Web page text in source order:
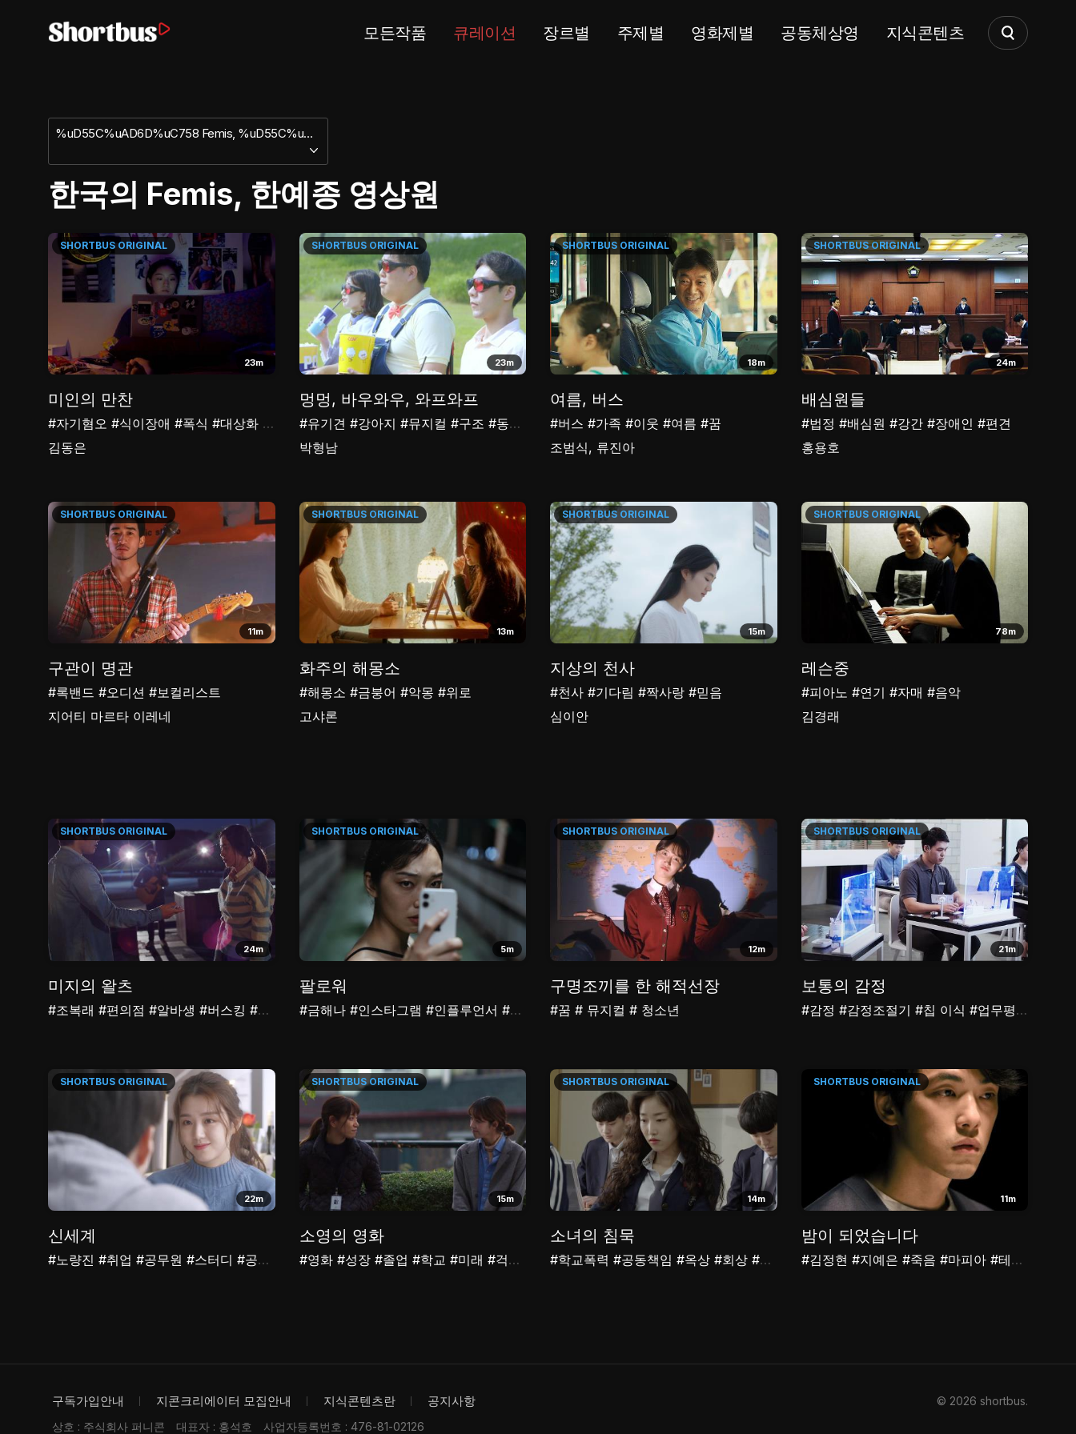
모든작품 큐레이션 장르별 주제별 영화제별 공동체상영 지식콘텐츠
%uD55C%uAD6D%uC758 Femis, %uD55C%uC608%uC885 %uC601%uC0C1%uC6D0
한국의 Femis, 한예종 영상원
23m
SHORTBUS ORIGINAL
미인의 만찬
#자기혐오 #식이장애 #폭식 #대상화 #여성
김동은
23m
SHORTBUS ORIGINAL
멍멍, 바우와우, 와프와프
#유기견 #강아지 #뮤지컬 #구조 #동물
#안락사
박형남
18m
SHORTBUS ORIGINAL
여름, 버스
#버스 #가족 #이웃 #여름 #꿈
조범식, 류진아
24m
SHORTBUSORIGINAL
배심원들
#법정 #배심원 #강간 #장애인 #편견
홍용호
11m
SHORTBUS ORIGINAL
구관이 명관
#록밴드 #오디션 #보컬리스트
지어티 마르타 이레네
13m
SHORTBUS ORIGINAL
화주의 해몽소
#해몽소 #금붕어 #악몽 #위로
고샤론
15m
SHORTBUS ORIGINAL
지상의 천사
#천사 #기다림 #짝사랑 #믿음
심이안
78m
SHORTBUS ORIGINAL
레슨중
#피아노 #연기 #자매 #음악
김경래
24m
SHORTBUS ORIGINAL
미지의 왈츠
#조복래 #편의점 #알바생 #버스킹 #청춘 #위로 #뮤지컬
5m
SHORTBUS ORIGINAL
팔로워
#금해나 #인스타그램 #인플루언서 #팔로워 #킬러들의쇼핑몰
12m
SHORTBUS ORIGINAL
구명조끼를 한 해적선장
#꿈 # 뮤지컬 # 청소년
21m
SHORTBUSORIGINAL
보통의 감정
#감정 #감정조절기 #칩 이식 #업무평가표
22m
SHORTBUS ORIGINAL
신세계
#노량진 #취업 #공무원 #스터디 #공시생
15m
SHORTBUSORIGINAL
소영의 영화
#영화 #성장 #졸업 #학교 #미래 #걱정
14m
SHORTBUS ORIGINAL
소녀의 침묵
#학교폭력 #공동책임 #옥상 #회상 #후회
11m
SHORTBUS ORIGINAL
밤이 되었습니다
#김정현 #지예은 #죽음 #마피아 #테이블
구독가입안내 지콘크리에이터 모집안내 지식콘텐츠란 공지사항
상호 : 주식회사 퍼니콘 대표자 : 홍석호 사업자등록번호 : 476-81-02126
© 2026 shortbus.